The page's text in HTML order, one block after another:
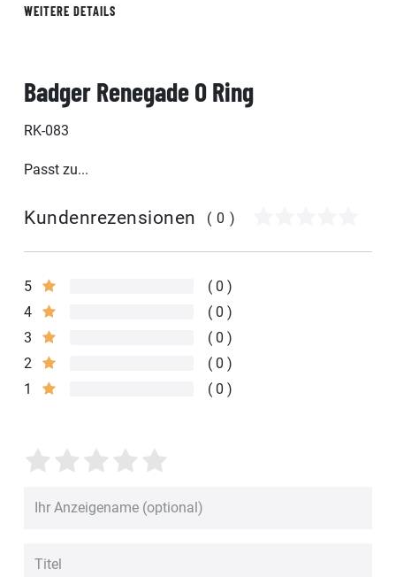
WEITERE DETAILS
Badger Renegade O Ring
RK-083
Passt zu...
Kundenrezensionen (0)
5
0
4
0
3
0
2
0
1
0